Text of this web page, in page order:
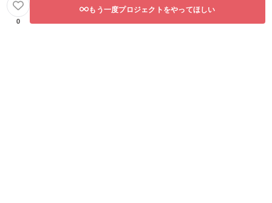
0
もう一度プロジェクトをやってほしい